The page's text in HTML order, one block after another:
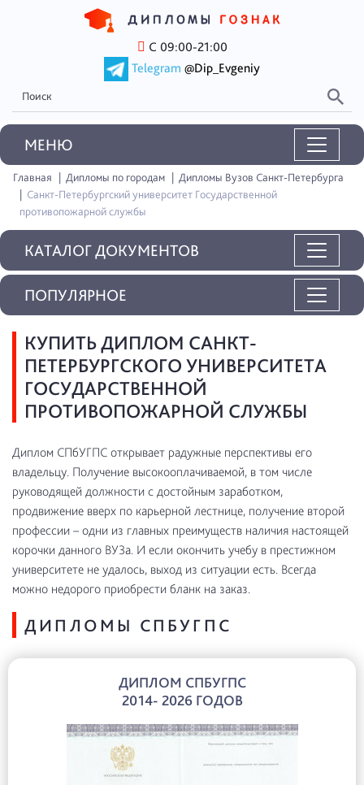
С 09:00-21:00
Telegram @Dip_Evgeniy
MEНЮ
Главная Дипломы по городам
Дипломы Вузов Санкт-Петербурга
Санкт-Петербургский университет Государственной
противопожарной службы
КАТАЛОГ ДОКУМЕНТОВ
КУПИТЬ ДИПЛОМ САНКТ-
ПЕТЕРБУРГСКОГО УНИВЕРСИТЕТА
ГОСУДАРСТВЕННОЙ
ПРОТИВОПОЖАРНОЙ СЛУЖБЫ
Диплом СПбУГПС открывает радужные перспективы его
владельцу. Получение высокооплачиваемой, в том числе
руководящей должности с достойным заработком,
продвижение вверх по карьерной лестнице, получение второй
профессии – одни из главных преимуществ наличия настоящей
корочки данного ВУЗа. И если окончить учебу в престижном
университете не удалось, выход из ситуации есть. Всегда
можно недорого приобрести бланк на заказ.
ДИПЛОМЫ СПБУГПС
ДИПЛОМ СПБУГПС
2014- 2026 ГОДОВ
ПОПУЛЯРНОЕ